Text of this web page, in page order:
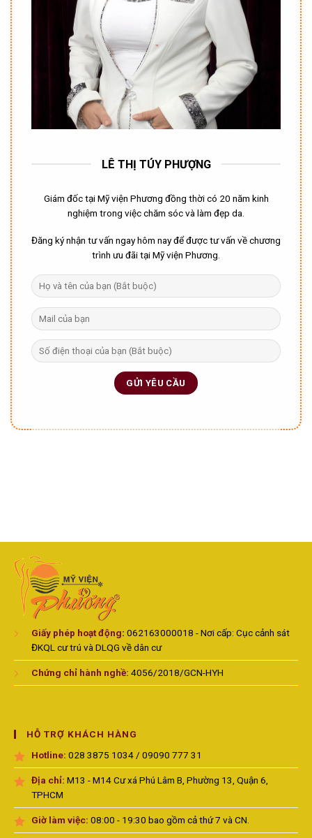
LÊ THỊ TÚY PHƯỢNG
Giám đốc tại Mỹ viện Phương đồng thời có 20 năm kinh
nghiệm trong việc chăm sóc và làm đẹp da.
Đăng ký nhận tư vấn ngay hôm nay để được tư vấn về chương
trình ưu đãi tại Mỹ viện Phương.
Giấy phép hoạt động: 062163000018 - Nơi cấp: Cục cảnh sát
ĐKQL cư trú và DLQG về dân cư
Chứng chỉ hành nghề: 4056/2018/GCN-HYH
HỖ TRỢ KHÁCH HÀNG
Hotline: 028 3875 1034 / 09090 777 31
Địa chỉ: M13 - M14 Cư xá Phú Lâm B, Phường 13, Quận 6,
TPHCM
Giờ làm việc: 08:00 - 19:30 bao gồm cả thứ 7 và CN.